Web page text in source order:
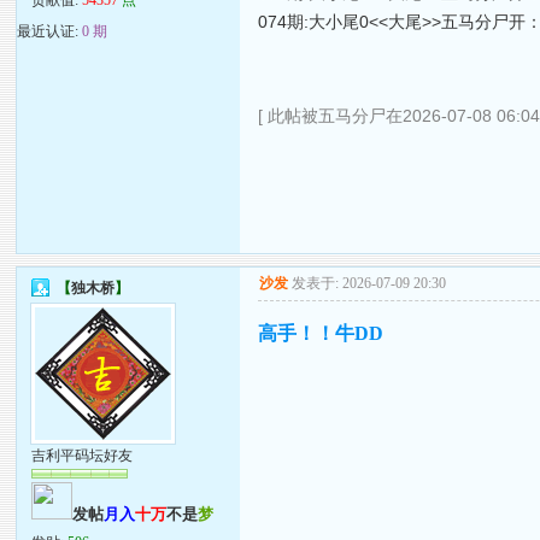
最近认证:0 期
074期:大小尾0<<大尾>>五马分尸开
[ 此帖被五马分尸在2026-07-08
【独木桥】
吉利平码坛好友
发帖月入十万不是梦
沙发 发表于: 2026-07-09 20:30
高手！！牛DD